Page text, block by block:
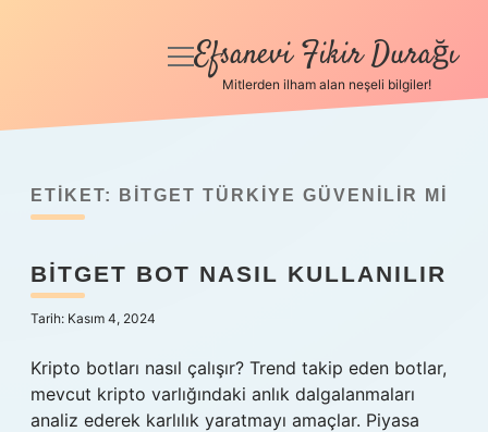
Anasayfa
Yasal Uyarı
Hakkımızda
menüyü
Efsanevi Fikir Durağı
Mitlerden ilham alan neşeli bilgiler!
ETIKET: BITGET TÜRKIYE GÜVENILIR MI
BITGET BOT NASIL KULLANILIR
Tarih: Kasım 4, 2024
Kripto botları nasıl çalışır? Trend takip eden botlar,
mevcut kripto varlığındaki anlık dalgalanmaları
analiz ederek karlılık yaratmayı amaçlar. Piyasa